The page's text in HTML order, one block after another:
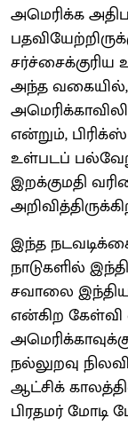
அமெரிக்க
சர்ச்சைக்குரிய
அந்த வகையில்,
என்றும்,
உள்படப்
இறக்குமதி
இந்த
நாடுகளில்
சவாலை
என்கிற கேள்வி
நல்லுறவு
ஆட்சிக்
பிரதமர் மோடி